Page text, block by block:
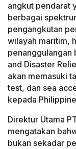
angkut pendarat
berbagai
pengangkutan
wilayah maritim,
penanggulangan
and Disaster
akan memasuki
test, dan sea
kepada
Direktur Utama
mengatakan
bukan sekadar